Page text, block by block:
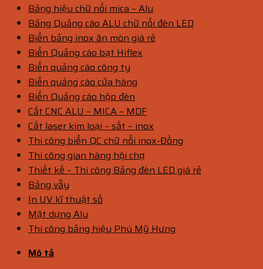
Bảng hiệu chữ nổi mica – Alu
Bảng Quảng cáo ALU chữ nổi đèn LED
Biển bảng inox ăn mòn giá rẻ
Biển Quảng cáo bạt Hiflex
Biển quảng cáo công ty
Biển quảng cáo cửa hàng
Biển Quảng cáo hộp đèn
Cắt CNC ALU – MICA – MDF
Cắt laser kim loại – sắt – inox
Thi công biển QC chữ nổi inox-Đồng
Thi công gian hàng hội chợ
Thiết kế – Thi công Bảng đèn LED giá rẻ
Bảng vẫy
In UV kĩ thuật số
Mặt dựng Alu
Thi công bảng hiệu Phú Mỹ Hưng
Mô tả